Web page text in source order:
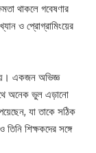
থাকলে গবেষণার
ও প্রোগ্রামিংয়ের
একজন অভিজ্ঞ
অনেক ভুল এড়ানো
যা তাকে সঠিক
তিনি শিক্ষকদের সঙ্গে